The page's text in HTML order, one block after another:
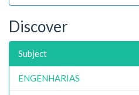
Discover
Subject
ENGENHARIAS